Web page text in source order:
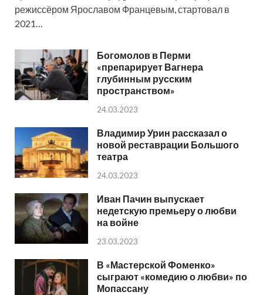
режиссёром Ярославом Францевым, стартовал в
2021…
Богомолов в Перми
«препарирует Вагнера
глубинным русским
пространством»
24.03.2023
Владимир Урин рассказал о
новой реставрации Большого
театра
24.03.2023
Иван Пачин выпускает
недетскую премьеру о любви
на войне
23.03.2023
В «Мастерской Фоменко»
сыграют «комедию о любви» по
Мопассану